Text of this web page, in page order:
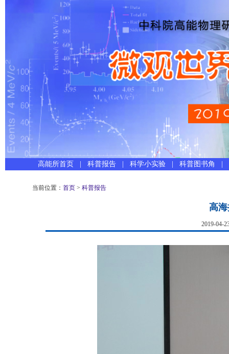
高能所首页 科普报告 科学小实验 科普图书角
当前位置： 首页 > 科普报告
高
2019-04-